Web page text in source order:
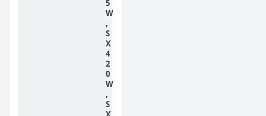
5
W
,
S
X
4
2
0
W
,
S